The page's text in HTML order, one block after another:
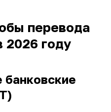
перевода
2026 году